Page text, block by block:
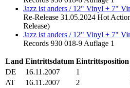
Jazz ist anders / 12" Vinyl + 7"
Re-Release 31.05.2024 Hot
Release)
Jazz ist anders / 12" Vinyl + 7"
Records 930 018-9 Auflage 1
Land Eintrittsdatum Eintrittsposition
DE
16.11.2007 1
AT
16.11.2007 2